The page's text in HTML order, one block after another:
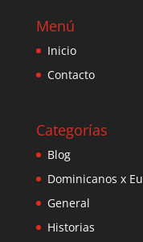
Menú
Inicio
Contacto
Categorías
Blog
Dominicanos x
General
Historias